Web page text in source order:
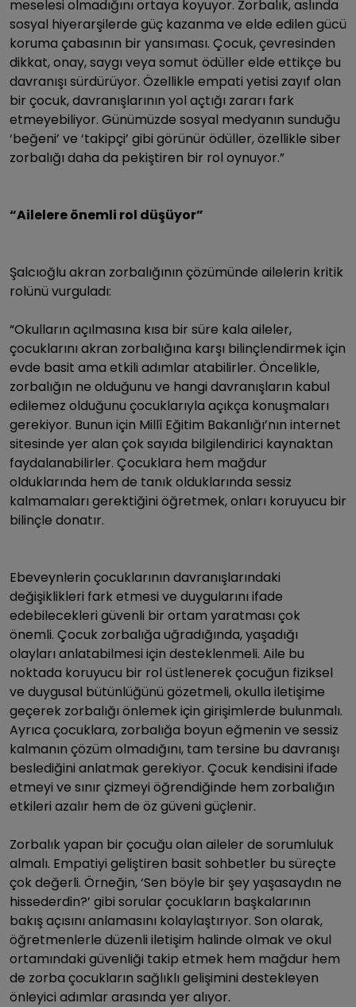
meselesi olmadığını ortaya koyuyor. Zorbalık, aslında
sosyal hiyerarşilerde güç kazanma ve elde edilen gücü
koruma çabasının bir yansıması. Çocuk, çevresinden
dikkat, onay, saygı veya somut ödüller elde ettikçe bu
davranışı sürdürüyor. Özellikle empati yetisi zayıf olan
bir çocuk, davranışlarının yol açtığı zararı fark
etmeyebiliyor. Günümüzde sosyal medyanın sunduğu
‘beğeni’ ve ‘takipçi’ gibi görünür ödüller, özellikle siber
zorbalığı daha da pekiştiren bir rol oynuyor.”
“Ailelere önemli rol düşüyor”
Şalcıoğlu akran zorbalığının çözümünde ailelerin kritik
rolünü vurguladı:
“Okulların açılmasına kısa bir süre kala aileler,
çocuklarını akran zorbalığına karşı bilinçlendirmek için
evde basit ama etkili adımlar atabilirler. Öncelikle,
zorbalığın ne olduğunu ve hangi davranışların kabul
edilemez olduğunu çocuklarıyla açıkça konuşmaları
gerekiyor. Bunun için Millî Eğitim Bakanlığı’nın internet
sitesinde yer alan çok sayıda bilgilendirici kaynaktan
faydalanabilirler. Çocuklara hem mağdur
olduklarında hem de tanık olduklarında sessiz
kalmamaları gerektiğini öğretmek, onları koruyucu bir
bilinçle donatır.
Ebeveynlerin çocuklarının davranışlarındaki
değişiklikleri fark etmesi ve duygularını ifade
edebilecekleri güvenli bir ortam yaratması çok
önemli. Çocuk zorbalığa uğradığında, yaşadığı
olayları anlatabilmesi için desteklenmeli. Aile bu
noktada koruyucu bir rol üstlenerek çocuğun fiziksel
ve duygusal bütünlüğünü gözetmeli, okulla iletişime
geçerek zorbalığı önlemek için girişimlerde bulunmalı.
Ayrıca çocuklara, zorbalığa boyun eğmenin ve sessiz
kalmanın çözüm olmadığını, tam tersine bu davranışı
beslediğini anlatmak gerekiyor. Çocuk kendisini ifade
etmeyi ve sınır çizmeyi öğrendiğinde hem zorbalığın
etkileri azalır hem de öz güveni güçlenir.
Zorbalık yapan bir çocuğu olan aileler de sorumluluk
almalı. Empatiyi geliştiren basit sohbetler bu süreçte
çok değerli. Örneğin, ‘Sen böyle bir şey yaşasaydın ne
hissederdin?’ gibi sorular çocukların başkalarının
bakış açısını anlamasını kolaylaştırıyor. Son olarak,
öğretmenlerle düzenli iletişim halinde olmak ve okul
ortamındaki güvenliği takip etmek hem mağdur hem
de zorba çocukların sağlıklı gelişimini destekleyen
önleyici adımlar arasında yer alıyor.